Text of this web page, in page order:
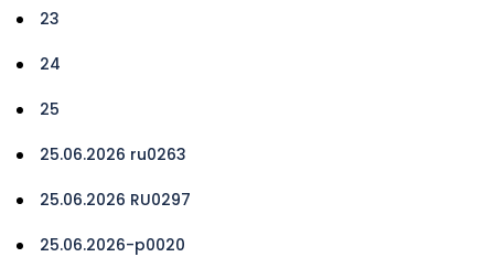
23
24
25
25.06.2026 ru0263
25.06.2026 RU0297
25.06.2026-p0020